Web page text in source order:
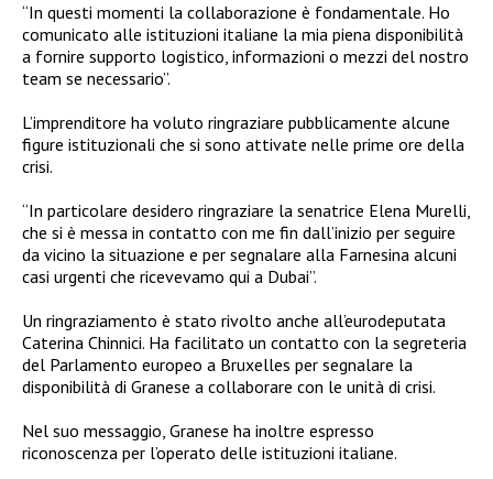
“In questi momenti la collaborazione è fondamentale. Ho
comunicato alle istituzioni italiane la mia piena disponibilità
a fornire supporto logistico, informazioni o mezzi del nostro
team se necessario”.
L’imprenditore ha voluto ringraziare pubblicamente alcune
figure istituzionali che si sono attivate nelle prime ore della
crisi.
“In particolare desidero ringraziare la senatrice Elena Murelli,
che si è messa in contatto con me fin dall’inizio per seguire
da vicino la situazione e per segnalare alla Farnesina alcuni
casi urgenti che ricevevamo qui a Dubai”.
Un ringraziamento è stato rivolto anche all’eurodeputata
Caterina Chinnici. Ha facilitato un contatto con la segreteria
del Parlamento europeo a Bruxelles per segnalare la
disponibilità di Granese a collaborare con le unità di crisi.
Nel suo messaggio, Granese ha inoltre espresso
riconoscenza per l’operato delle istituzioni italiane.